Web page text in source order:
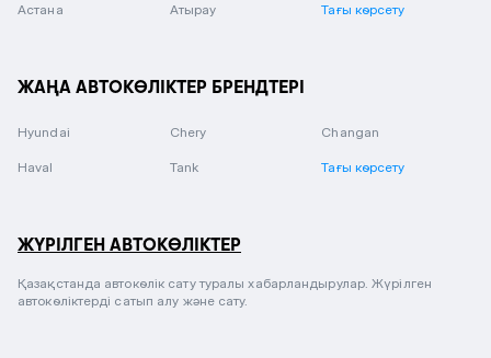
Астана Атырау Тағы көрсету
ЖАҢА АВТОКӨЛІКТЕР БРЕНДТЕРІ
Hyundai Chery Changan
Haval Tank Тағы көрсету
ЖҮРІЛГЕН АВТОКӨЛІКТЕР
Қазақстанда автокөлік сату туралы хабарландырулар. Жүрілген
автокөліктерді сатып алу және сату.